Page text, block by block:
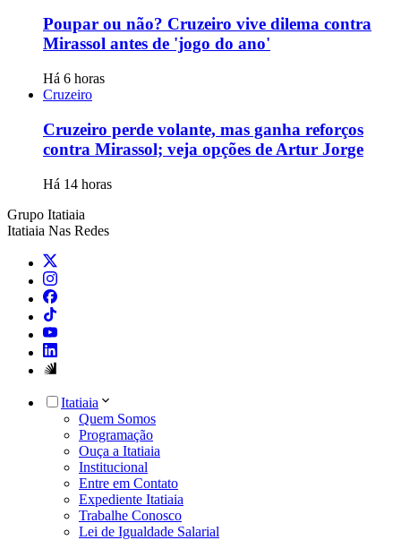
Poupar ou não? Cruzeiro vive dilema contra
Mirassol antes de 'jogo do ano'
Há 6 horas
Cruzeiro
Cruzeiro perde volante, mas ganha reforços
contra Mirassol; veja opções de Artur Jorge
Há 14 horas
Grupo Itatiaia
Itatiaia Nas Redes
Itatiaia
Quem Somos
Programação
Ouça a Itatiaia
Institucional
Entre em Contato
Expediente Itatiaia
Trabalhe Conosco
Lei de Igualdade Salarial